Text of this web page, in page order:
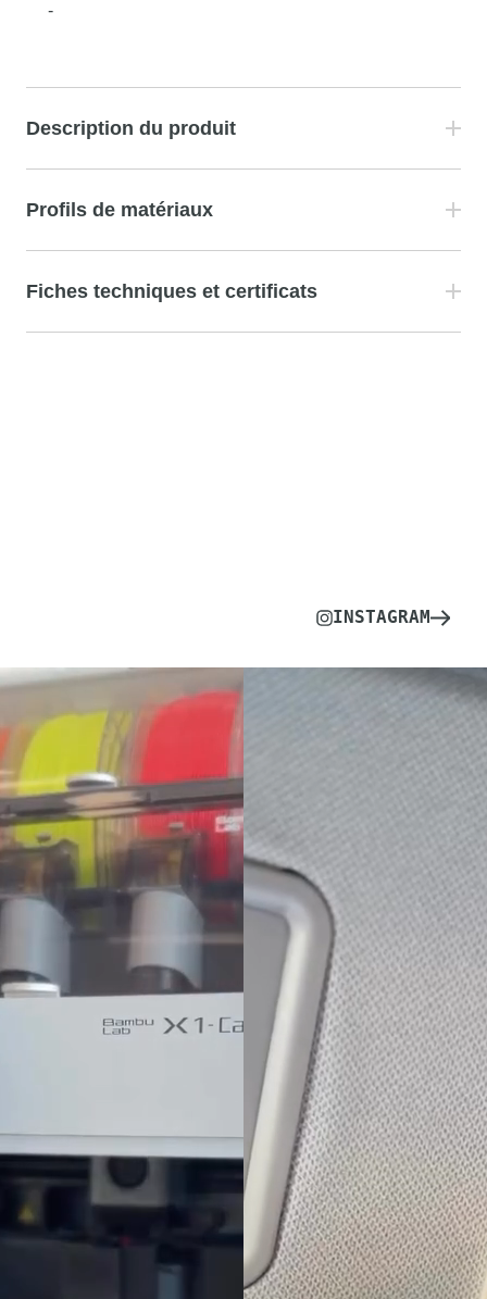
-
Description du produit
Profils de matériaux
Fiches techniques et certificats
INSTAGRAM